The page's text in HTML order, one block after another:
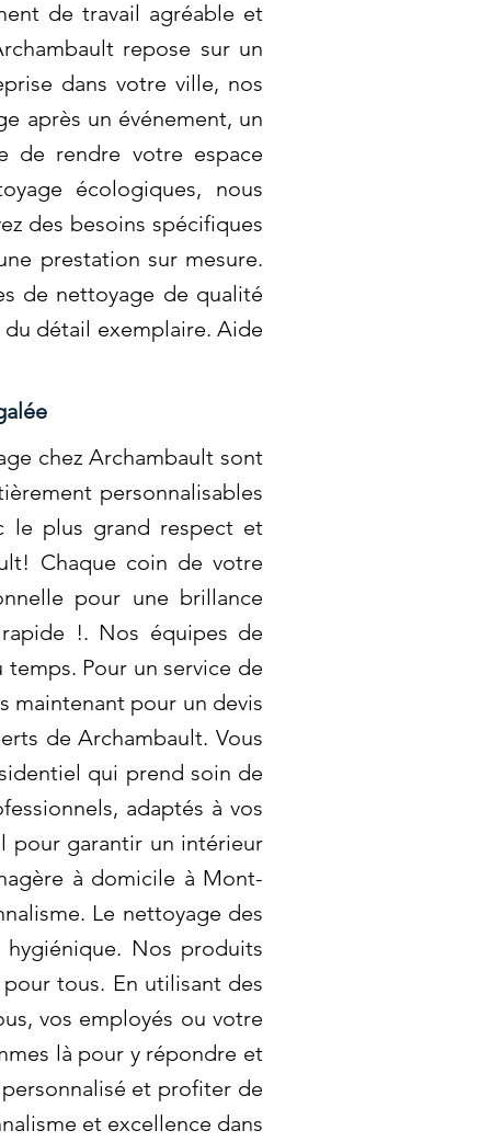
de travail agréable et
repose sur un
dans votre ville, nos
après un événement, un
de rendre votre espace
écologiques, nous
des besoins spécifiques
prestation sur mesure.
de nettoyage de qualité
détail exemplaire. Aide
chez Archambault sont
personnalisables
le plus grand respect et
Chaque coin de votre
pour une brillance
!. Nos équipes de
Pour un service de
maintenant pour un devis
de Archambault. Vous
qui prend soin de
adaptés à vos
pour garantir un intérieur
à domicile à Mont-
Le nettoyage des
Nos produits
tous. En utilisant des
vos employés ou votre
là pour y répondre et
et profiter de
et excellence dans